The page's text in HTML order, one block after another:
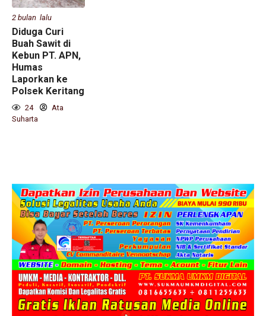
2 bulan lalu
Diduga Curi
Buah Sawit di
Kebun PT. APN,
Humas
Laporkan ke
Polsek Keritang
24
Ata
Suharta